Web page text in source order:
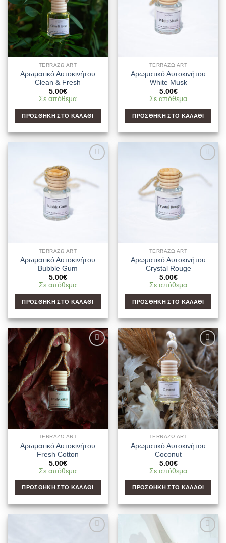
TERRAΖΩ ART
Αρωματικό Αυτοκινήτου
Clean & Fresh
5.00€
Σε απόθεμα
ΠΡΟΣΘΉΚΗ ΣΤΟ ΚΑΛΆΘΙ
TERRAΖΩ ART
Αρωματικό Αυτοκινήτου
White Musk
5.00€
Σε απόθεμα
ΠΡΟΣΘΉΚΗ ΣΤΟ ΚΑΛΆΘΙ
TERRAΖΩ ART
Αρωματικό Αυτοκινήτου
Bubble Gum
5.00€
Σε απόθεμα
ΠΡΟΣΘΉΚΗ ΣΤΟ ΚΑΛΆΘΙ
Wishlist
TERRAΖΩ ART
Αρωματικό Αυτοκινήτου
Crystal Rouge
5.00€
Σε απόθεμα
ΠΡΟΣΘΉΚΗ ΣΤΟ ΚΑΛΆΘΙ
TERRAΖΩ ART
Αρωματικό Αυτοκινήτου
Fresh Cotton
5.00€
Σε απόθεμα
ΠΡΟΣΘΉΚΗ ΣΤΟ ΚΑΛΆΘΙ
Add to
Wishlist
TERRAΖΩ ART
Αρωματικό Αυτοκινήτου
Coconut
5.00€
Σε απόθεμα
ΠΡΟΣΘΉΚΗ ΣΤΟ ΚΑΛΆΘΙ